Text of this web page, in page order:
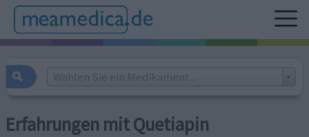
Wählen Sie ein Medikament...
Erfahrungen mit Quetiapin